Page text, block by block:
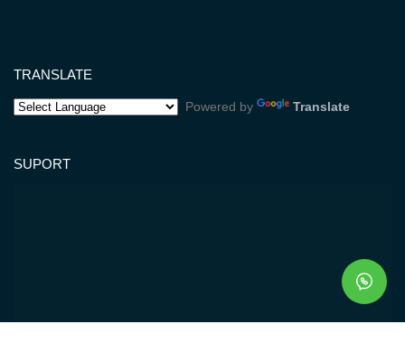
TRANSLATE
Powered by Translate
SUPORT